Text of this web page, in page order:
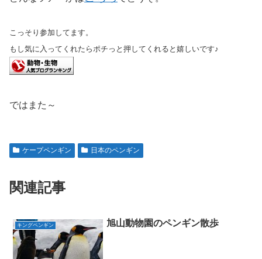
こっそり参加してます。
もし気に入ってくれたらポチっと押してくれると嬉しいです♪
ではまた～
ケープペンギン 日本のペンギン
関連記事
キングペンギン 旭山動物園のペンギン散歩